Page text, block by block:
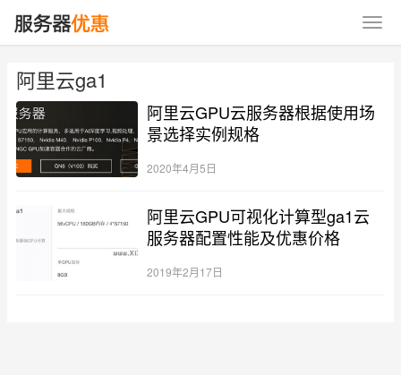
阿里云ga1
阿里云GPU云服务器根据使用场
景选择实例规格
2020年4月5日
阿里云GPU可视化计算型ga1云
服务器配置性能及优惠价格
2019年2月17日